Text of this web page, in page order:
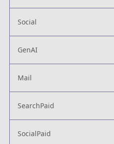
Social
GenAI
Mail
SearchPaid
SocialPaid